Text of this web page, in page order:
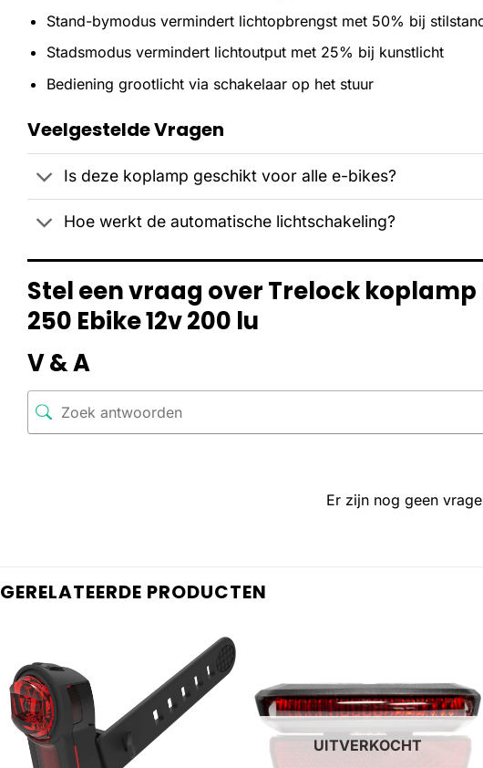
Stand-bymodus vermindert lichtopbrengst met 50% bij
Stadsmodus vermindert lichtoutput met 25% bij kunstlicht
Bediening grootlicht via schakelaar op het stuur
Veelgestelde Vragen
Is deze koplamp geschikt voor alle e-bikes?
Hoe werkt de automatische lichtschakeling?
Stel een vraag over Trelock koplamp
250 Ebike 12v 200 lu
V & A
Er zijn nog geen
GERELATEERDE PRODUCTEN
UITVERKOCHT